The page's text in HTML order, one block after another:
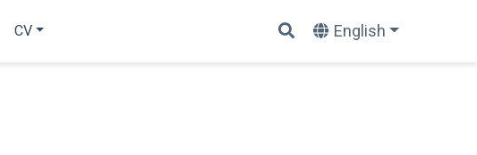
CV English